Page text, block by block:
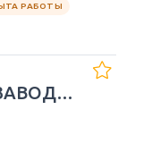
РАБОТЫ
В